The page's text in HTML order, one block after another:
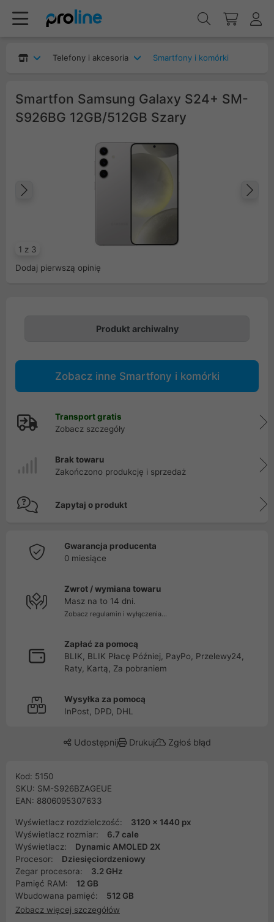
Telefony i akcesoria Smartfony i komórki
Smartfon Samsung Galaxy S24+ SM-
S926BG 12GB/512GB Szary
1 z 3
Dodaj pierwszą opinię
Produkt archiwalny
Zobacz inne Smartfony i komórki
Transport gratis
Zobacz szczegóły
Brak towaru
Zakończono produkcję i sprzedaż
Zapytaj o produkt
Gwarancja producenta
0 miesiące
Zwrot / wymiana towaru
Masz na to 14 dni.
Zobacz regulamin i wyłączenia...
Zapłać za pomocą
BLIK, BLIK Płacę Później, PayPo, Przelewy24,
Raty, Kartą, Za pobraniem
Wysyłka za pomocą
InPost, DPD, DHL
Udostępnij Drukuj Zgłoś błąd
Kod: 5150
SKU: SM-S926BZAGEUE
EAN: 8806095307633
Wyświetlacz rozdzielczość:
3120 x 1440 px
Wyświetlacz rozmiar:
6.7 cale
Wyświetlacz:
Dynamic AMOLED 2X
Procesor:
Dziesięciordzeniowy
Zegar procesora:
3.2 GHz
Pamięć RAM:
12 GB
Wbudowana pamięć:
512 GB
Zobacz więcej szczegółów